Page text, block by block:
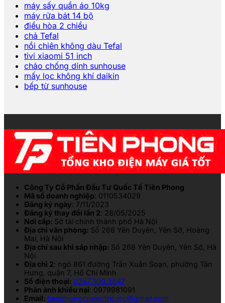
máy sấy quần áo 10kg
máy rửa bát 14 bộ
điều hòa 2 chiều
chả Tefal
nồi chiên không dàu Tefal
tivi xiaomi 51 inch
chảo chống dính sunhouse
mấy lọc không khí daikin
bếp từ sunhouse
Công Ty Cổ Phần Đầu Tư Quốc Tế Tiên Phong
Mã số doanh nghiệp: 0110534029
Đăng ký ngày: 7/11/2023
Đăng ký thay đổi lần 2: 28/05/2025
Nơi cấp: Sở tài chính thành phố Hà Nội
Địa chỉ văn phòng: Số 268 Yên Duyên, Yên Sở, Hoàng
Mai, Hà Nội
Địa chỉ sau khi sáp nhập: Số 268 Yên Duyên, Yên Sở, Hà
Nội
Địa chỉ 2: ngõ 861 đường Trần Xuân Soạn, phường Tân
Hưng, quận 7, Hồ Chí Minh
Số điện thoại: 0247.300.3847
Phản ánh khiếu nại: 0979981091
Email: tienphongcpelectric.jsc@gmail.com